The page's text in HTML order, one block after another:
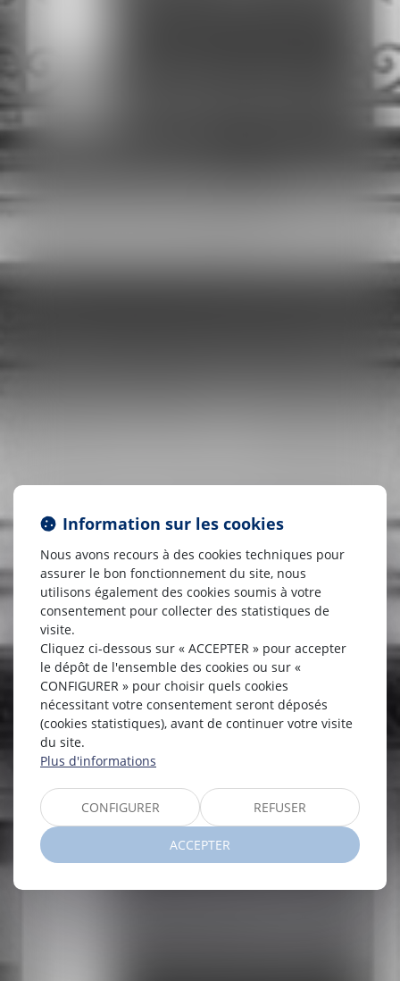
Information sur les cookies
Nous avons recours à des cookies techniques pour
assurer le bon fonctionnement du site, nous
utilisons également des cookies soumis à votre
consentement pour collecter des statistiques de
visite.
Cliquez ci-dessous sur « ACCEPTER » pour accepter
le dépôt de l'ensemble des cookies ou sur «
CONFIGURER » pour choisir quels cookies
nécessitant votre consentement seront déposés
(cookies statistiques), avant de continuer votre visite
du site.
Plus d'informations
CONFIGURER REFUSER
ACCEPTER